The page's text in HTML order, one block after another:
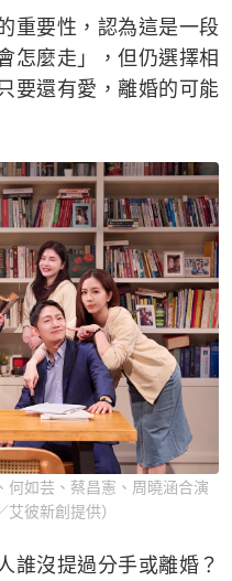
重要性，認為這是一段
怎麼走」，但仍選擇相
要還有愛，離婚的可能
何如芸、蔡昌憲、周曉涵合演
艾彼新創提供）
誰沒提過分手或離婚？